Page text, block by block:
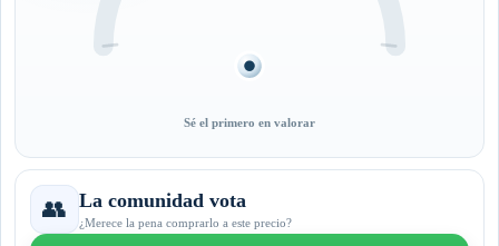
Sé el primero en valorar
👥 La comunidad vota
¿Merece la pena comprarlo a este precio?